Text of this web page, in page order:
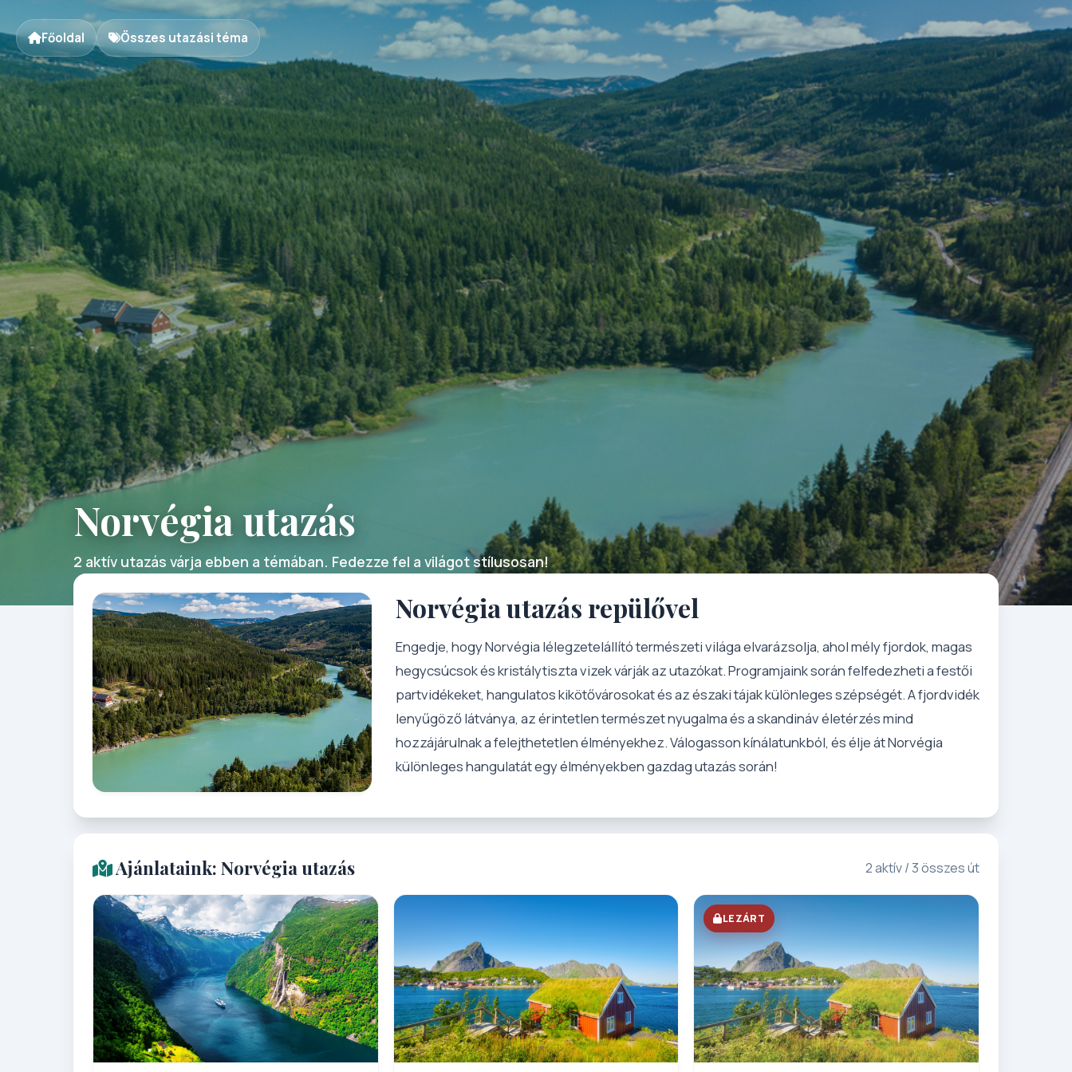
Főoldal Összes utazási téma
Norvégia utazás
2 aktív utazás várja ebben a témában. Fedezze fel a világot stílusosan!
Norvégia utazás repülővel
Engedje, hogy Norvégia lélegzetelállító természeti világa elvarázsolja, ahol mély fjordok, magas
hegycsúcsok és kristálytiszta vizek várják az utazókat. Programjaink során felfedezheti a festői
partvidékeket, hangulatos kikötővárosokat és az északi tájak különleges szépségét. A fjordvidék
lenyűgöző látványa, az érintetlen természet nyugalma és a skandináv életérzés mind
hozzájárulnak a felejthetetlen élményekhez. Válogasson kínálatunkból, és élje át Norvégia
különleges hangulatát egy élményekben gazdag utazás során!
Ajánlataink: Norvégia utazás 2 aktív / 3 összes út
LEZÁRT